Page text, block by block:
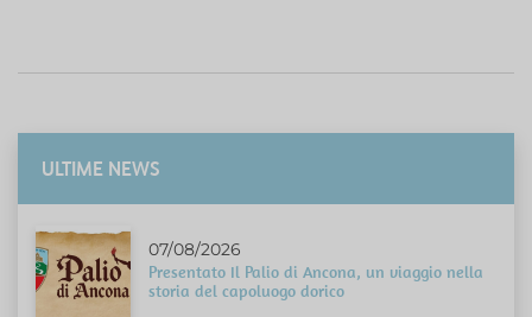
ULTIME NEWS
07/08/2026
Presentato Il Palio di Ancona, un viaggio nella
storia del capoluogo dorico